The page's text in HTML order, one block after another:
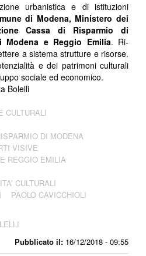
Pubblicato il: 16/12/2018 - 09:55
urbanistica e di istituzioni
di Modena, Ministero dei
Cassa di Risparmio di
Modena e Reggio Emilia. Ri-
a sistema strutture e risorse.
e dei patrimoni culturali
sociale ed economico.
Bolelli
CULTURALI
DI MODENA
VISIVE
REGGIO EMILIA
CULTURALI
PAOLO CAVICCHIOLI